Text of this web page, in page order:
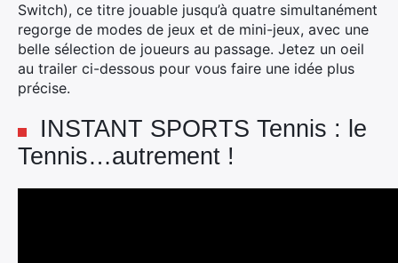
Switch), ce titre jouable jusqu’à quatre simultanément
regorge de modes de jeux et de mini-jeux, avec une
belle sélection de joueurs au passage. Jetez un oeil
au trailer ci-dessous pour vous faire une idée plus
précise.
INSTANT SPORTS Tennis : le
Tennis…autrement !